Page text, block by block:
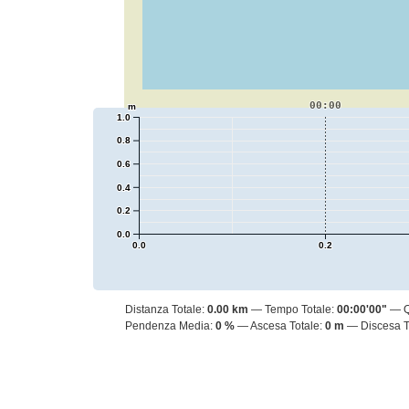
0.0 0.2
0.0
0.2
0.4
0.6
0.8
1.0
m 00:00
Distanza Totale: 0.00 km Tempo Totale: 00:00'00"
Pendenza Media: 0 % Ascesa Totale: 0 m Discesa